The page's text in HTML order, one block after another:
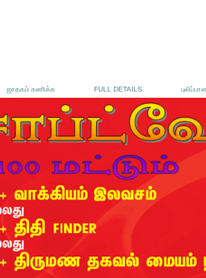
ஜாதகம் கணிக்க FULL DETAILS